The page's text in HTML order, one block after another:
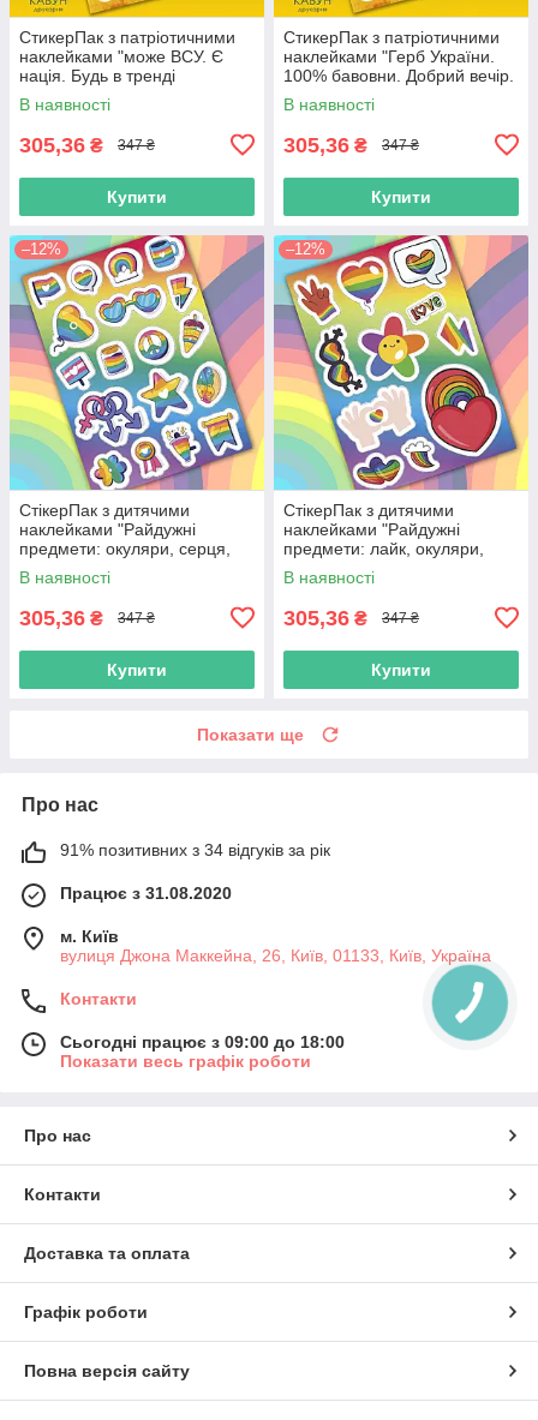
СтикерПак з патріотичними
наклейками "може ВСУ. Є
нація. Будь в тренді
перемоги. Love Ukraine"
В наявності
305,36 ₴ 347 ₴
Купити
СтикерПак з патріотичними
наклейками "Герб України.
100% бавовни. Добрий вечір.
Допоможе ВСУ. Мертвий
російський".
В наявності
305,36 ₴ 347 ₴
Купити
–12%
СтікерПак з дитячими
наклейками "Райдужні
предмети: окуляри, серця,
зірка, чашка, прапор, квітка"
В наявності
305,36 ₴ 347 ₴
Купити
–12%
СтікерПак з дитячими
наклейками "Райдужні
предмети: лайк, окуляри,
серце, веселка, квітка,
блискавка"
В наявності
305,36 ₴ 347 ₴
Купити
Показати ще
Про нас
91% позитивних з 34 відгуків за рік
Працює з 31.08.2020
м. Київ
вулиця Джона Маккейна, 26, Київ, 01133, Київ, Україна
Контакти
Сьогодні працює з 09:00 до 18:00
Показати весь графік роботи
Про нас
Контакти
Доставка та оплата
Графік роботи
Повна версія сайту